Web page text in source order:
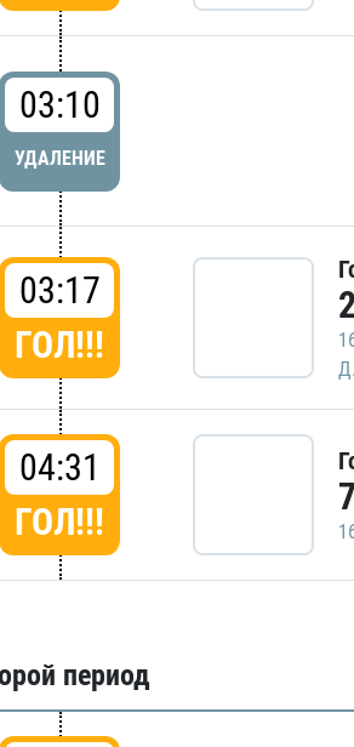
03:10
УДАЛЕНИЕ
03:17
ГОЛ!!!
04:31
ГОЛ!!!
период